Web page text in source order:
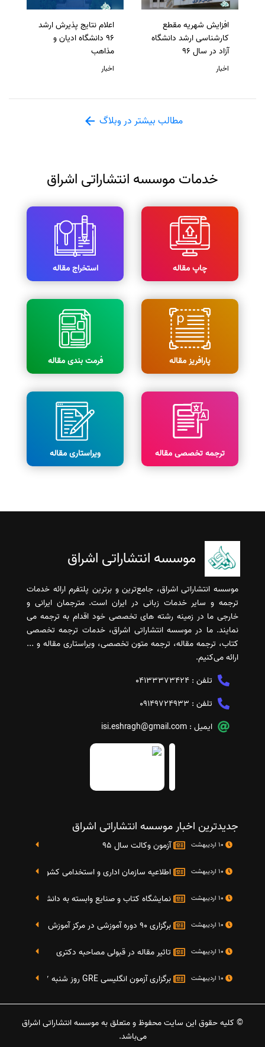
افزایش شهریه مقطع
کارشناسی ارشد دانشگاه
آزاد در سال 96
اخبار
اعلام نتایج پذیرش ارشد
96 دانشگاه ادیان و
مذاهب
اخبار
مطالب بیشتر در وبلاگ
خدمات موسسه انتشاراتی اشراق
چاپ مقاله استخراج مقاله
پارافریز مقاله فرمت بندی مقاله
ترجمه تخصصی مقاله ویراستاری مقاله
موسسه انتشاراتی اشراق
موسسه انتشاراتی اشراق، جامع‌ترین و برترین پلتفرم ارائه خدمات
ترجمه و سایر خدمات زبانی در ایران است. مترجمان ایرانی و
خارجی ما در زمینه رشته های تخصصی خود اقدام به ترجمه می
نمایند. ما در موسسه انتشاراتی اشراق، خدمات ترجمه تخصصی
کتاب، ترجمه مقاله، ترجمه متون تخصصی، ویراستاری مقاله و ...
ارائه می‌کنیم.
تلفن : 04133373424
تلفن : 09149724933
ایمیل : isi.eshragh@gmail.com
جدیدترین اخبار موسسه انتشاراتی اشراق
آزمون وکالت سال 95
اطلاعیه سازمان اداری و استخدامی کشور در خصوص
نمایشگاه کتاب و صنایع وابسته به دانشگاه صنعتی شریف 4 الی 8 مهر
برگزاری 90 دوره آموزشی در مرکز آموزش فرهنگی دانشگاه علامه
تاثیر مقاله در قبولی مصاحبه دکتری
برگزاری آزمون انگلیسی GRE روز شنبه 27 شهریور(مقارن با 17 سپتامبر 2016)
© کلیه حقوق این سایت محفوظ و متعلق به موسسه انتشاراتی اشراق
می‌باشد.